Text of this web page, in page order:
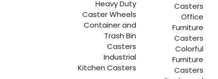
Casters
Office
Furniture
Casters
Colorful
Furniture
Casters
Heavy Duty
Caster Wheels
Container and
Trash Bin
Casters
Industrial
Kitchen Casters